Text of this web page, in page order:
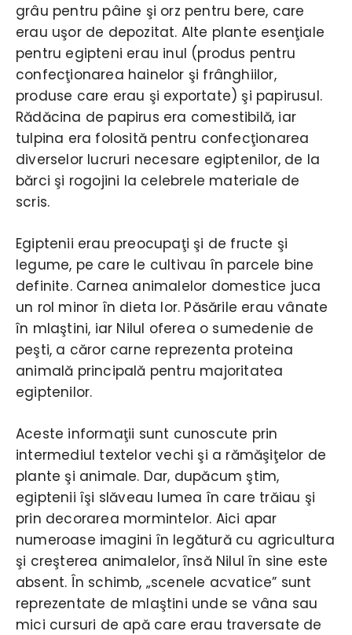
grâu pentru pâine şi orz pentru bere, care
erau uşor de depozitat. Alte plante esenţiale
pentru egipteni erau inul (produs pentru
confecţionarea hainelor şi frânghiilor,
produse care erau şi exportate) şi papirusul.
Rădăcina de papirus era comestibilă, iar
tulpina era folosită pentru confecţionarea
diverselor lucruri necesare egiptenilor, de la
bărci şi rogojini la celebrele materiale de
scris.
Egiptenii erau preocupaţi şi de fructe şi
legume, pe care le cultivau în parcele bine
definite. Carnea animalelor domestice juca
un rol minor în dieta lor. Păsările erau vânate
în mlaştini, iar Nilul oferea o sumedenie de
peşti, a căror carne reprezenta proteina
animală principală pentru majoritatea
egiptenilor.
Aceste informaţii sunt cunoscute prin
intermediul textelor vechi şi a rămăşiţelor de
plante şi animale. Dar, dupăcum ştim,
egiptenii îşi slăveau lumea în care trăiau şi
prin decorarea mormintelor. Aici apar
numeroase imagini în legătură cu agricultura
şi creşterea animalelor, însă Nilul în sine este
absent. În schimb, „scenele acvatice” sunt
reprezentate de mlaştini unde se vâna sau
mici cursuri de apă care erau traversate de